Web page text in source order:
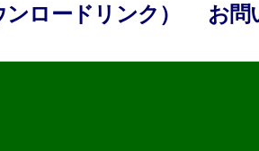
ロードリンク）
お問